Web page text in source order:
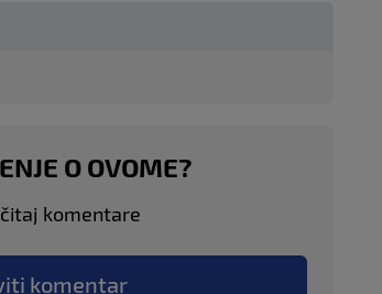
O OVOME?
komentare
komentar